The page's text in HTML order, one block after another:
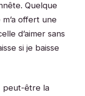
Quelque
offert une
d’aimer sans
si je baisse
peut-être la